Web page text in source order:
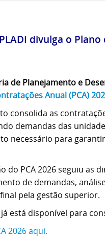
divulga o
de Planejamento e
Anual (PCA)
consolida as
demandas das
necessário para
do PCA 2026 seguiu as
de demandas,
pela gestão superior.
já está disponível para
2026 aqui.